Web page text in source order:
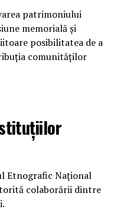
patrimoniului
memorială și
posibilitatea de a
comunităților
Etnografic Național
colaborării dintre